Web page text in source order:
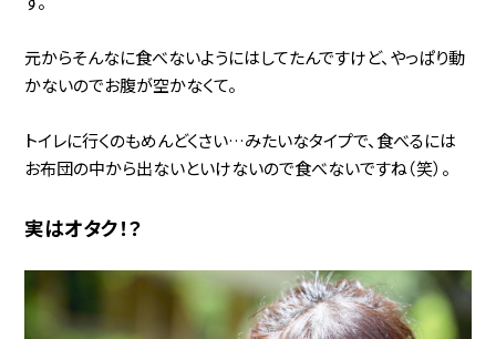
元からそんなに食べないようにはしてたんですけど、やっぱり動
かないのでお腹が空かなくて。
トイレに行くのもめんどくさい…みたいなタイプで、食べるには
お布団の中から出ないといけないので食べないですね（笑）。
実はオタク！？